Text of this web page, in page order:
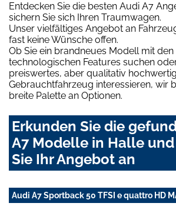
Entdecken Sie die besten Audi A7
sichern Sie sich Ihren Traumwagen.
Unser vielfältiges Angebot an
fast keine Wünsche offen.
Ob Sie ein brandneues Modell mit
technologischen Features suchen
preiswertes, aber qualitativ
Gebrauchtfahrzeug interessieren, wir
breite Palette an Optionen.
Erkunden Sie die
A7 Modelle in Halle
Sie Ihr Angebot an
Audi A7 Sportback 50 TFSI e quattro HD